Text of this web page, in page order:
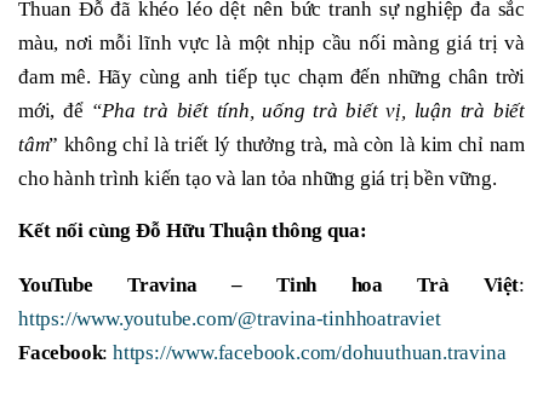
Thuan Đỗ đã khéo léo dệt nên bức tranh sự nghiệp đa sắc
màu, nơi mỗi lĩnh vực là một nhịp cầu nối màng giá trị và
đam mê. Hãy cùng anh tiếp tục chạm đến những chân trời
mới, để “Pha trà biết tính, uống trà biết vị, luận trà biết
tâm” không chỉ là triết lý thưởng trà, mà còn là kim chỉ nam
cho hành trình kiến tạo và lan tỏa những giá trị bền vững.
Kết nối cùng Đỗ Hữu Thuận thông qua:
YouTube Travina – Tinh hoa Trà Việt:
https://www.youtube.com/@travina-tinhhoatraviet
Facebook: https://www.facebook.com/dohuuthuan.travina